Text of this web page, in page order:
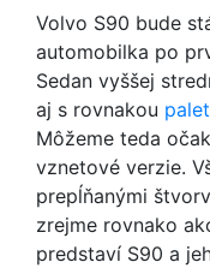
Volvo S90 bude
automobilka po
Sedan vyššej
aj s rovnakou
Môžeme teda
vznetové verzie.
prepĺňanými
zrejme rovnako
predstaví S90 a